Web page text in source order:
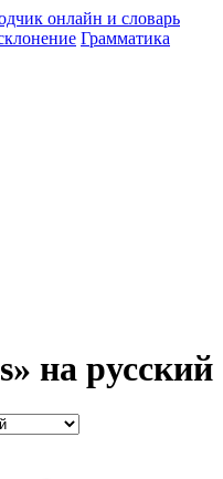
Грамматика
на русский